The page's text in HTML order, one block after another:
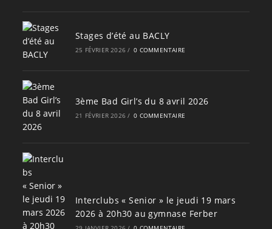
Stages d’été au BACLY
25 FÉVRIER 2026 / 0 COMMENTAIRE
3ème Bad Girl’s du 8 avril 2026
21 FÉVRIER 2026 / 0 COMMENTAIRE
Interclubs « Senior » le jeudi 19 mars
2026 à 20h30 au gymnase Ferber